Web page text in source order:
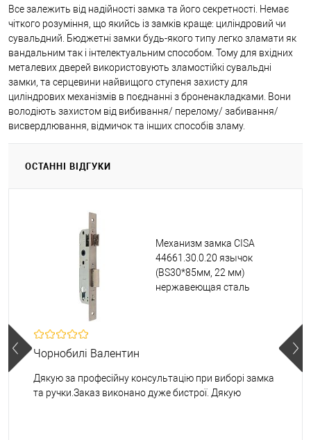
Все залежить від надійності замка та його секретності. Немає
чіткого розуміння, що якийсь із замків краще: циліндровий чи
сувальдний. Бюджетні замки будь-якого типу легко зламати як
вандальним так і інтелектуальним способом. Тому для вхідних
металевих дверей використовують зламостійкі сувальдні
замки, та серцевини найвищого ступеня захисту для
циліндрових механізмів в поєднанні з броненакладками. Вони
володіють захистом від вибивання/ перелому/ забивання/
висвердлювання, відмичок та інших способів зламу.
ОСТАННІ ВІДГУКИ
Механизм замка CISA
44661.30.0.20 язычок
(BS30*85мм, 22 мм)
нержавеющая сталь
Чорнобилі Валентин
Дякую за професійну консультацію при виборі замка
та ручки.Заказ виконано дуже бистрої. Дякую